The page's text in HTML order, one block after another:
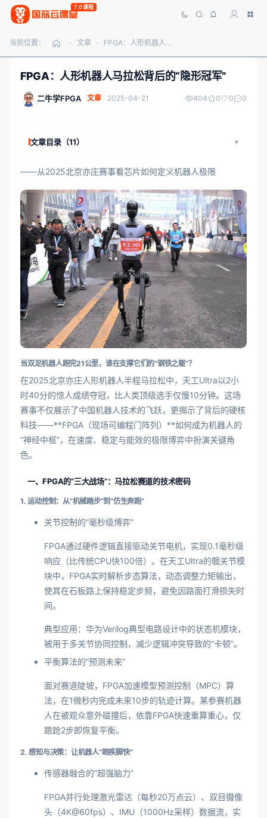
7.0课程
当前位置： - 文章 - FPGA：人形机器人马拉松背后的“隐形冠军”
FPGA：人形机器人马拉松背后的“隐形冠军”
二牛学FPGA 文章 2025-04-21 404 0 0 0
文章目录（11）
——从2025北京亦庄赛事看芯片如何定义机器人极限
当双足机器人跑完21公里，谁在支撑它们的“钢铁之躯”？
在2025北京亦庄人形机器人半程马拉松中，天工Ultra以2小
时40分的惊人成绩夺冠，比人类顶级选手仅慢10分钟。这场
赛事不仅展示了中国机器人技术的飞跃，更揭示了背后的硬核
科技——**FPGA（现场可编程门阵列）**如何成为机器人的
“神经中枢”，在速度、稳定与能效的极限博弈中扮演关键角
色。
一、FPGA的“三大战场”：马拉松赛道的技术密码
1. 运动控制：从“机械踏步”到“仿生奔跑”
关节控制的“毫秒级博弈”
FPGA通过硬件逻辑直接驱动关节电机，实现0.1毫秒级
响应（比传统CPU快100倍）。在天工Ultra的髋关节模
块中，FPGA实时解析步态算法，动态调整力矩输出，
使其在石板路上保持稳定步频，避免因路面打滑损失时
间。
典型应用：华为Verilog典型电路设计中的状态机模块，
被用于多关节协同控制，减少逻辑冲突导致的“卡顿”。
平衡算法的“预测未来”
面对赛道陡坡，FPGA加速模型预测控制（MPC）算
法，在1微秒内完成未来10步的轨迹计算。某参赛机器
人在被观众意外碰撞后，依靠FPGA快速重算重心，仅
踉跄2步即恢复平衡。
2. 感知与决策：让机器人“眼疾脚快”
传感器融合的“超强脑力”
FPGA并行处理激光雷达（每秒20万点云）、双目摄像
头（4K@60fps）、IMU（1000Hz采样）数据流，实